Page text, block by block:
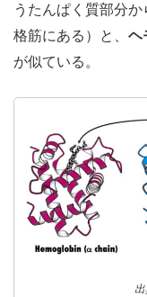
うたんぱく質部分か
格筋にある）と、 ヘ
が似ている。
出